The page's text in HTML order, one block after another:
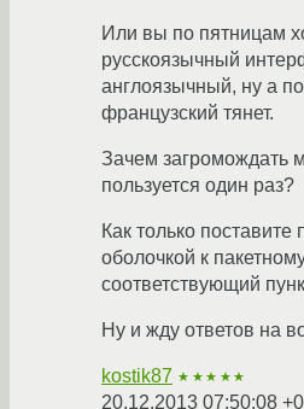
Или вы по пятницам
русскоязычный
англоязычный, ну а
французский тянет.
Зачем загромождать
пользуется один раз?
Как только поставите
оболочкой к
соответствующий
Ну и жду ответов на
kostik87 ★★★★★
20.12.2013 07:50:08